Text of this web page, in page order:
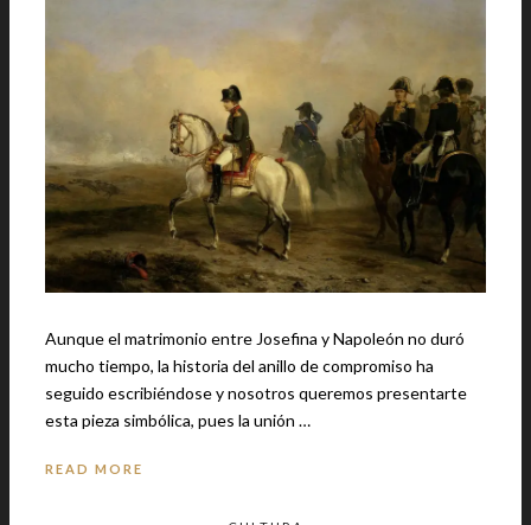
Aunque el matrimonio entre Josefina y Napoleón no duró
mucho tiempo, la historia del anillo de compromiso ha
seguido escribiéndose y nosotros queremos presentarte
esta pieza simbólica, pues la unión …
READ MORE